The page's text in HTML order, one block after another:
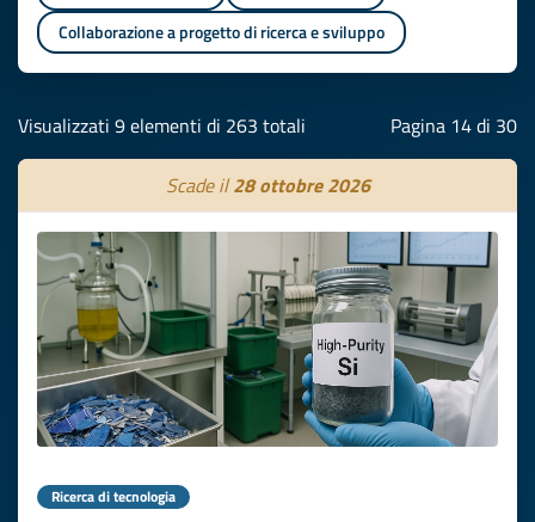
Collaborazione a progetto di ricerca e sviluppo
Visualizzati 9 elementi di 263 totali Pagina 14 di 30
Scade il28 ottobre 2026
Ricerca di tecnologia